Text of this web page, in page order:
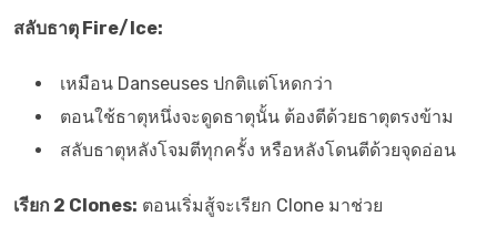
สลับธาตุ Fire/Ice:
เหมือน Danseuses ปกติแต่โหดกว่า
ตอนใช้ธาตุหนึ่งจะดูดธาตุนั้น ต้องตีด้วยธาตุตรงข้าม
สลับธาตุหลังโจมตีทุกครั้ง หรือหลังโดนตีด้วยจุดอ่อน
เรียก 2 Clones: ตอนเริ่มสู้จะเรียก Clone มาช่วย